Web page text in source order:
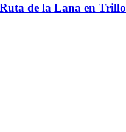
de la Lana en Trillo